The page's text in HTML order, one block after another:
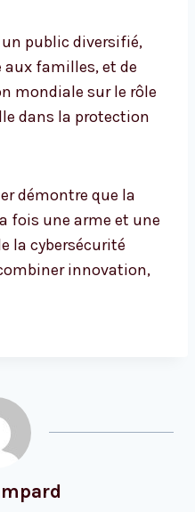
un public diversifié,
familles, et de
mondiale sur le rôle
dans la protection
démontre que la
fois une arme et une
la cybersécurité
innovation,